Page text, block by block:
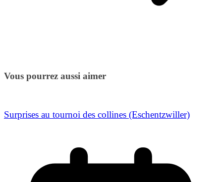
Vous pourrez aussi aimer
Surprises au tournoi des collines (Eschentzwiller)